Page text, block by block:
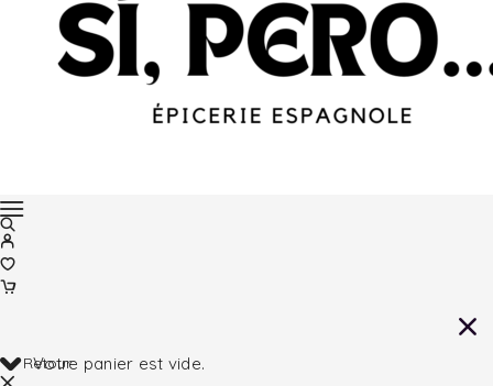
Votre panier est vide.
Retour